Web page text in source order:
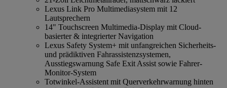
Lexus Link Pro Multimediasystem mit 12
Lautsprechern
14" Touchscreen Multimedia-Display mit Cloud-
basierter & integrierter Navigation
Lexus Safety System+ mit unfangreichen Sicherheits-
und prädiktiven Fahrassistenzsystemen,
Ausstiegswarnung Safe Exit Assist sowie Fahrer-
Monitor-System
Totwinkel-Assistent mit Querverkehrwarnung hinten